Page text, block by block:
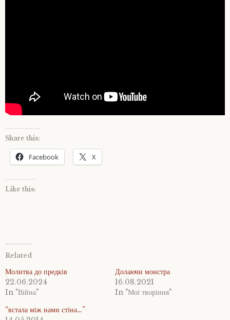
Share this:
Facebook X
Like this:
Related
Молитва до предків
22.06.2024
In "Війна"
Долаючи монстра
16.08.2021
In "Мої творіння"
“встала між нами стіна…”